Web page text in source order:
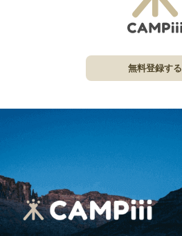
無料登録する